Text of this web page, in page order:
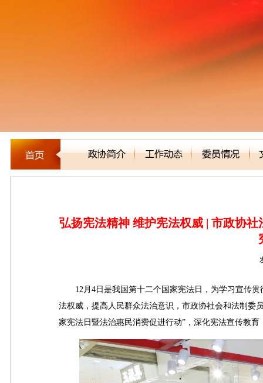
弘扬宪法精神 维护宪法权威 | 市政协
12月4日是我国第十二个国家宪法日，为学习宣传贯
法权威，提高人民群众法治意识，市政协社会和法制委
家宪法日暨法治惠民消费促进行动”，深化宪法宣传教